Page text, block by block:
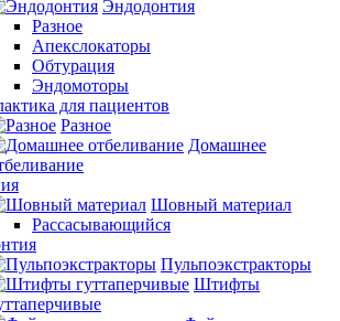
Эндодонтия
Разное
Апекслокаторы
Обтурация
Эндомоторы
для пациентов
Разное
Домашнее
Шовный материал
Рассасывающийся
Пульпоэкстракторы
Штифты